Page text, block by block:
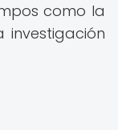
como la